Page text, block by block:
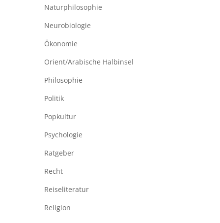
Naturphilosophie
Neurobiologie
Ökonomie
Orient/Arabische Halbinsel
Philosophie
Politik
Popkultur
Psychologie
Ratgeber
Recht
Reiseliteratur
Religion